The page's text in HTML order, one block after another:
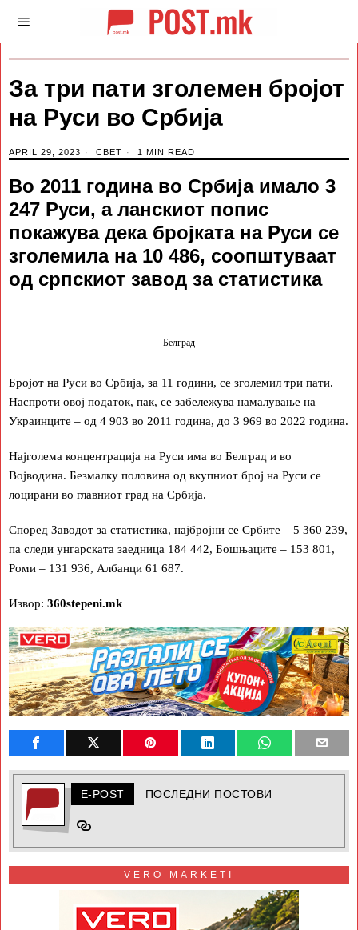
За три пати зголемен бројот
на Руси во Србија
APRIL 29, 2023 СВЕТ 1 MIN READ
Во 2011 година во Србија имало 3
247 Руси, а ланскиот попис
покажува дека бројката на Руси се
зголемила на 10 486, соопштуваат
од српскиот завод за статистика
Белград
Бројот на Руси во Србија, за 11 години, се зголемил три пати.
Наспроти овој податок, пак, се забележува намалување на
Украинците – од 4 903 во 2011 година, до 3 969 во 2022 година.
Најголема концентрација на Руси има во Белград и во
Војводина. Безмалку половина од вкупниот број на Руси се
лоцирани во главниот град на Србија.
Според Заводот за статистика, најбројни се Србите – 5 360 239,
па следи унгарската заедница 184 442, Бошњаците – 153 801,
Роми – 131 936, Албанци 61 687.
Извор: 360stepeni.mk
E-POST ПОСЛЕДНИ ПОСТОВИ
VERO MARKETI